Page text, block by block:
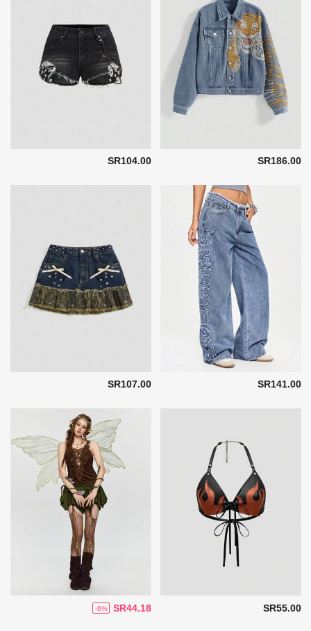
SR186.00
SR104.00
SR141.00
SR107.00
SR55.00
SR44.18
-6%